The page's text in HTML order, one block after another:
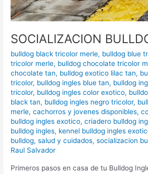
SOCIALIZACION
bulldog black tricolor merle, bulldog blue
tricolor merle, bulldog chocolate tricolor
chocolate tan, bulldog exotico lilac tan,
tricolor, bulldog ingles blue tan, bulldog
tricolor, bulldog ingles color exotico,
black tan, bulldog ingles negro tricolor,
merle,cachorros y jovenes disponibles,
bulldog ingles exotico,criadero bulldog
bulldog ingles, kennel bulldog ingles
bulldog,salud y cuidados,socializacion
Raul Salvador
Primeros pasos en casa de tu Bulldog